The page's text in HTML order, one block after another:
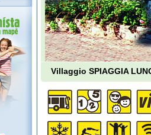
Villaggio SPIAGGIA